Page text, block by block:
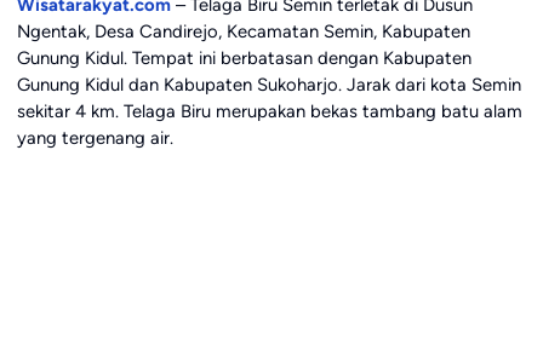
Wisatarakyat.com– Telaga Biru Semin terletak di Dusun
Ngentak, Desa Candirejo, Kecamatan Semin, Kabupaten
Gunung Kidul. Tempat ini berbatasan dengan Kabupaten
Gunung Kidul dan Kabupaten Sukoharjo. Jarak dari kota Semin
sekitar 4 km. Telaga Biru merupakan bekas tambang batu alam
yang tergenang air.